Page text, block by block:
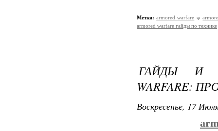
Метки: armored warfare
armored warfare гайды по технике
ГАЙДЫ И
WARFARE:
Воскресенье, 17